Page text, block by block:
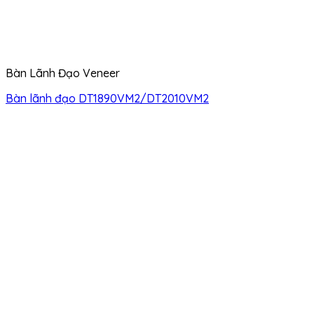
Bàn Lãnh Đạo Veneer
Bàn lãnh đạo DT1890VM2/DT2010VM2